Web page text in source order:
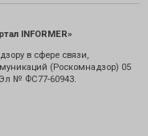
INFORMER»
в сфере связи,
(Роскомнадзор) 05
Эл № ФС77-60943.